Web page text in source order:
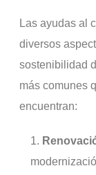
Las ayudas al
diversos
sostenibilidad
más comunes
encuentran: